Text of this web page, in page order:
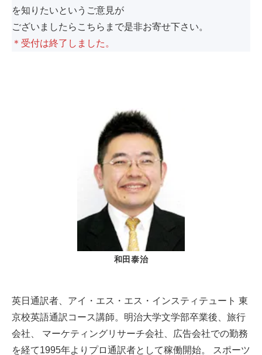
を知りたいというご意見が
ございましたらこちらまで是非お寄せ下さい。
＊受付は終了しました。
和田泰治
英日通訳者、アイ・エス・エス・インスティテュート 東
京校英語通訳コース講師。明治大学文学部卒業後、旅行
会社、 マーケティングリサーチ会社、広告会社での勤務
を経て1995年よりプロ通訳者として稼働開始。 スポーツ